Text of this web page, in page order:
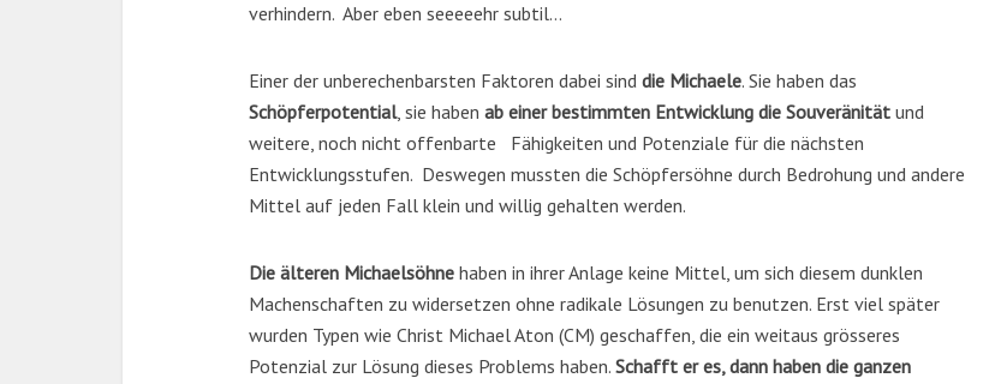
verhindern. Aber eben seeeeehr subtil…
Einer der unberechenbarsten Faktoren dabei sind die Michaele. Sie haben das
Schöpferpotential, sie haben ab einer bestimmten Entwicklung die Souveränität und
weitere, noch nicht offenbarte Fähigkeiten und Potenziale für die nächsten
Entwicklungsstufen. Deswegen mussten die Schöpfersöhne durch Bedrohung und andere
Mittel auf jeden Fall klein und willig gehalten werden.
Die älteren Michaelsöhne haben in ihrer Anlage keine Mittel, um sich diesem dunklen
Machenschaften zu widersetzen ohne radikale Lösungen zu benutzen. Erst viel später
wurden Typen wie Christ Michael Aton (CM) geschaffen, die ein weitaus grösseres
Potenzial zur Lösung dieses Problems haben. Schafft er es, dann haben die ganzen